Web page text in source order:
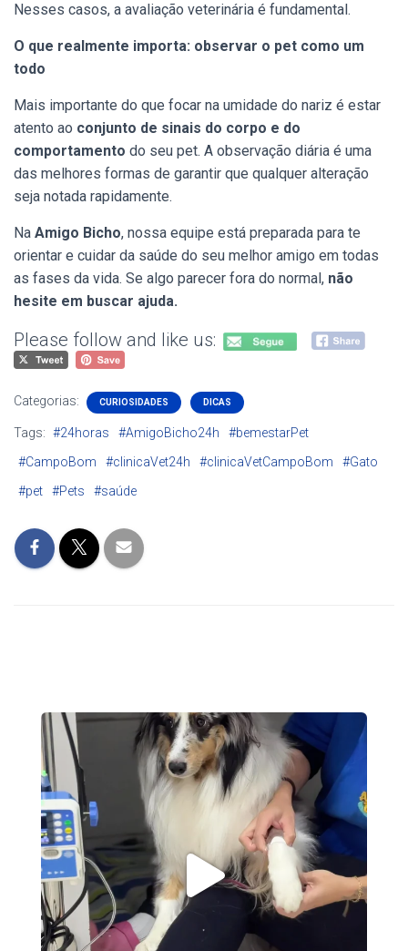
Nesses casos, a avaliação veterinária é fundamental.
O que realmente importa: observar o pet como um
todo
Mais importante do que focar na umidade do nariz é estar
atento ao conjunto de sinais do corpo e do
comportamento do seu pet. A observação diária é uma
das melhores formas de garantir que qualquer alteração
seja notada rapidamente.
Na Amigo Bicho, nossa equipe está preparada para te
orientar e cuidar da saúde do seu melhor amigo em todas
as fases da vida. Se algo parecer fora do normal, não
hesite em buscar ajuda.
Please follow and like us:
Categorias: CURIOSIDADES DICAS
Tags: #24horas #AmigoBicho24h
#bemestarPet
#CampoBom
#clinicaVet24h #clinicaVetCampoBom
#Gato
#pet
#Pets #saúde